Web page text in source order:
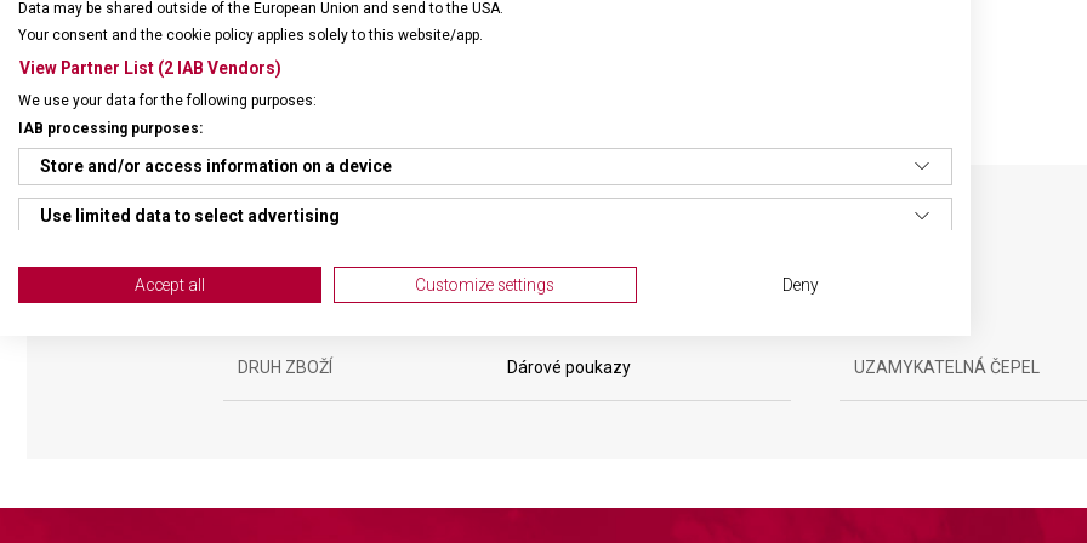
SPECIFIKACE PRODUKTU
DRUH ZBOŽÍ Dárové poukazy UZAMYKATELNÁ ČEPEL
Data may be shared outside of the European Union and send to the USA.
Your consent and the cookie policy applies solely to this website/app.
View Partner List (2 IAB Vendors)
We use your data for the following purposes:
IAB processing purposes:
Store and/or access information on a device
Use limited data to select advertising
Create profiles for personalised advertising
Create profiles to personalise content
Measure content performance
Accept all Customize settings Deny